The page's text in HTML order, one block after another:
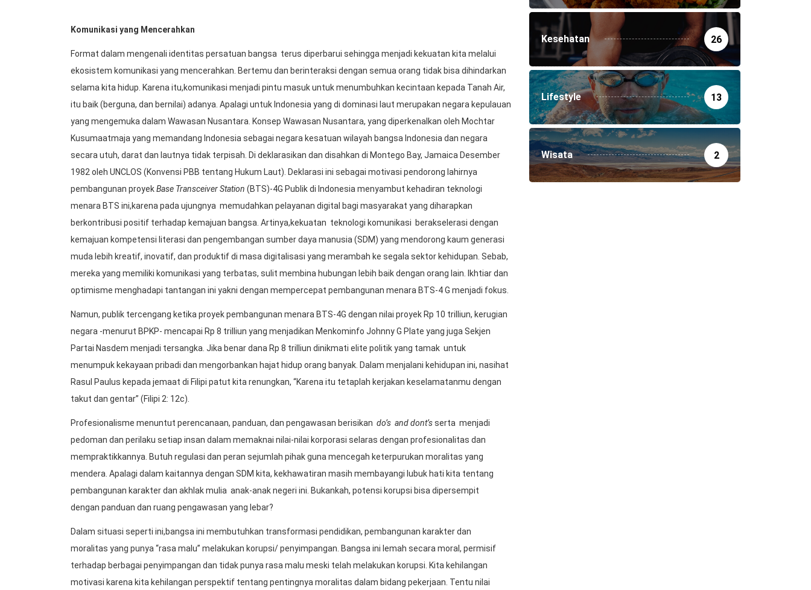
Komunikasi yang Mencerahkan
Format dalam mengenali identitas persatuan bangsa terus diperbarui sehingga menjadi kekuatan kita melalui
ekosistem komunikasi yang mencerahkan. Bertemu dan berinteraksi dengan semua orang tidak bisa dihindarkan
selama kita hidup. Karena itu,komunikasi menjadi pintu masuk untuk menumbuhkan kecintaan kepada Tanah Air,
itu baik (berguna, dan bernilai) adanya. Apalagi untuk Indonesia yang di dominasi laut merupakan negara kepulauan
yang mengemuka dalam Wawasan Nusantara. Konsep Wawasan Nusantara, yang diperkenalkan oleh Mochtar
Kusumaatmaja yang memandang Indonesia sebagai negara kesatuan wilayah bangsa Indonesia dan negara
secara utuh, darat dan lautnya tidak terpisah. Di deklarasikan dan disahkan di Montego Bay, Jamaica Desember
1982 oleh UNCLOS (Konvensi PBB tentang Hukum Laut). Deklarasi ini sebagai motivasi pendorong lahirnya
pembangunan proyekBase Transceiver Station (BTS)-4G Publik di Indonesia menyambut kehadiran teknologi
menara BTS ini,karena pada ujungnya memudahkan pelayanan digital bagi masyarakat yang diharapkan
berkontribusi positif terhadap kemajuan bangsa. Artinya,kekuatan teknologi komunikasi berakselerasi dengan
kemajuan kompetensi literasi dan pengembangan sumber daya manusia (SDM) yang mendorong kaum generasi
muda lebih kreatif, inovatif, dan produktif di masa digitalisasi yang merambah ke segala sektor kehidupan. Sebab,
mereka yang memiliki komunikasi yang terbatas, sulit membina hubungan lebih baik dengan orang lain. Ikhtiar dan
optimisme menghadapi tantangan ini yakni dengan mempercepat pembangunan menara BTS-4 G menjadi fokus.
Namun, publik tercengang ketika proyek pembangunan menara BTS-4G dengan nilai proyek Rp 10 trilliun, kerugian
negara -menurut BPKP- mencapai Rp 8 trilliun yang menjadikan Menkominfo Johnny G Plate yang juga Sekjen
Partai Nasdem menjadi tersangka. Jika benar dana Rp 8 trilliun dinikmati elite politik yang tamak untuk
menumpuk kekayaan pribadi dan mengorbankan hajat hidup orang banyak. Dalam menjalani kehidupan ini, nasihat
Rasul Paulus kepada jemaat di Filipi patut kita renungkan, “Karena itu tetaplah kerjakan keselamatanmu dengan
takut dan gentar” (Filipi 2: 12c).
Profesionalisme menuntut perencanaan, panduan, dan pengawasan berisikan do’s and dont’sserta menjadi
pedoman dan perilaku setiap insan dalam memaknai nilai-nilai korporasi selaras dengan profesionalitas dan
mempraktikkannya. Butuh regulasi dan peran sejumlah pihak guna mencegah keterpurukan moralitas yang
mendera. Apalagi dalam kaitannya dengan SDM kita, kekhawatiran masih membayangi lubuk hati kita tentang
pembangunan karakter dan akhlak mulia anak-anak negeri ini. Bukankah, potensi korupsi bisa dipersempit
dengan panduan dan ruang pengawasan yang lebar?
Dalam situasi seperti ini,bangsa ini membutuhkan transformasi pendidikan, pembangunan karakter dan
moralitas yang punya “rasa malu” melakukan korupsi/ penyimpangan. Bangsa ini lemah secara moral, permisif
terhadap berbagai penyimpangan dan tidak punya rasa malu meski telah melakukan korupsi. Kita kehilangan
motivasi karena kita kehilangan perspektif tentang pentingnya moralitas dalam bidang pekerjaan. Tentu nilai
Kesehatan 26
Lifestyle 13
Wisata 2